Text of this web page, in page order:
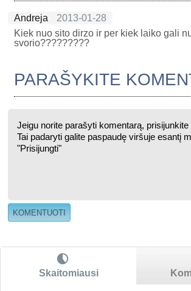
Andreja
2013-01-28
Kiek nuo sito dirzo ir per kiek laiko gali
svorio?????????
PARAŠYKITE
Skaitomiausi